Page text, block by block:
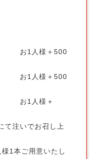
1人様＋500
お1人様＋500
お1人様＋
注いでお召し上
1本ご用意いたし